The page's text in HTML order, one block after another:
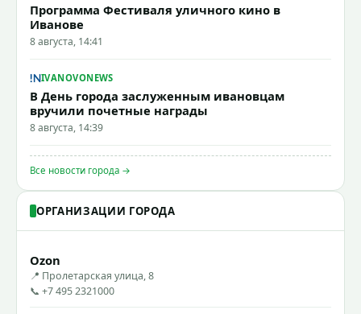
Программа Фестиваля уличного кино в
Иванове
8 августа, 14:41
IVANOVONEWS
В День города заслуженным ивановцам
вручили почетные награды
8 августа, 14:39
Все новости города →
ОРГАНИЗАЦИИ ГОРОДА
Ozon
📍 Пролетарская улица, 8
📞 +7 495 2321000